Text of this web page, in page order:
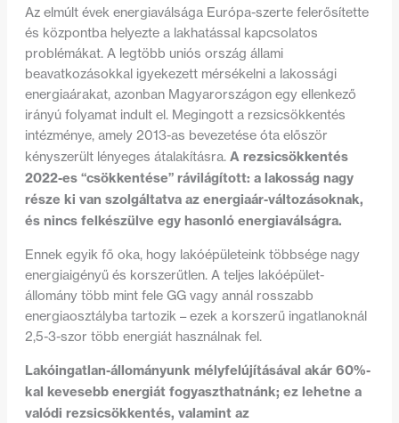
Az elmúlt évek energiaválsága Európa-szerte felerősítette
és központba helyezte a lakhatással kapcsolatos
problémákat. A legtöbb uniós ország állami
beavatkozásokkal igyekezett mérsékelni a lakossági
energiaárakat, azonban Magyarországon egy ellenkező
irányú folyamat indult el. Megingott a rezsicsökkentés
intézménye, amely 2013-as bevezetése óta először
kényszerült lényeges átalakításra. A rezsicsökkentés
2022-es “csökkentése” rávilágított: a lakosság nagy
része ki van szolgáltatva az energiaár-változásoknak,
és nincs felkészülve egy hasonló energiaválságra.
Ennek egyik fő oka, hogy lakóépületeink többsége nagy
energiaigényű és korszerűtlen. A teljes lakóépület-
állomány több mint fele GG vagy annál rosszabb
energiaosztályba tartozik – ezek a korszerű ingatlanoknál
2,5-3-szor több energiát használnak fel.
Lakóingatlan-állományunk mélyfelújításával akár 60%-
kal kevesebb energiát fogyaszthatnánk; ez lehetne a
valódi rezsicsökkentés, valamint az